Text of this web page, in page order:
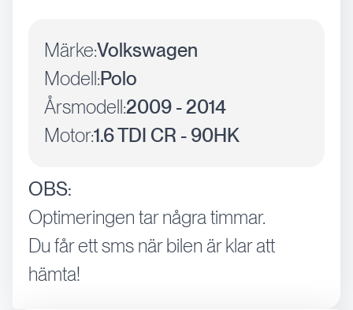
Märke:Volkswagen
Modell:Polo
Årsmodell:2009 - 2014
Motor:1.6 TDI CR - 90HK
OBS:
Optimeringen tar några timmar.
Du får ett sms när bilen är klar att
hämta!